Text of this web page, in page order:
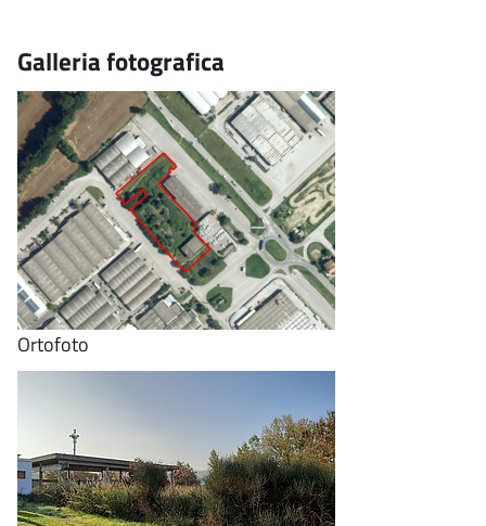
Galleria fotografica
Ortofoto